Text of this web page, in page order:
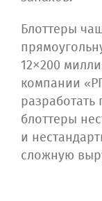
Блоттеры
12×200
компании
блоттеры
и
сложную